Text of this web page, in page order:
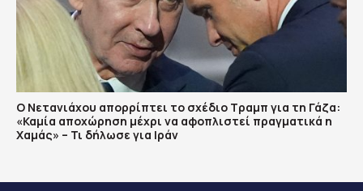
Ο Νετανιάχου απορρίπτει το σχέδιο Τραμπ για τη Γάζα:
«Καμία αποχώρηση μέχρι να αφοπλιστεί πραγματικά η
Χαμάς» – Τι δήλωσε για Ιράν